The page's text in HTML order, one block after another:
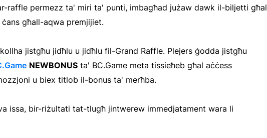
raffle permezz ta' miri ta' punti, imbagħad jużaw dawk il-biljetti għal
għall-aqwa premjijiet.
jistgħu jidħlu u jidħlu fil-Grand Raffle. Plejers ġodda jistgħu
NEWBONUS ta' BC.Game meta tissieħeb għal aċċess
u biex titlob il-bonus ta' merħba.
issa, bir-riżultati tat-tlugħ jintwerew immedjatament wara li